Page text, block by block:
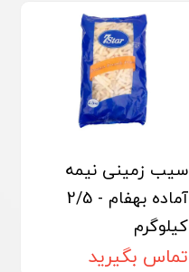
سیب زمینی نیمه
آماده بهفام - 2/5
کیلوگرم
تماس بگیرید